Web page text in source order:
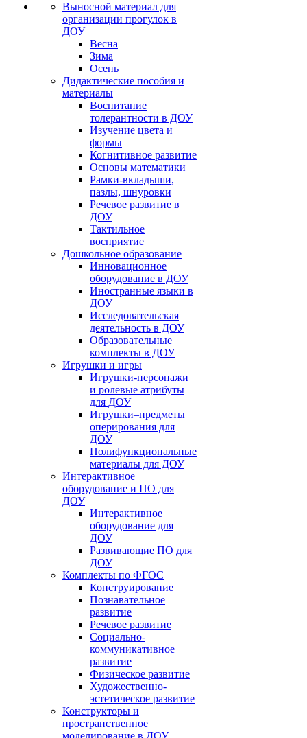
Выносной материал для
организации прогулок в
ДОУ
Весна
Зима
Осень
Дидактические пособия и
материалы
Воспитание
толерантности в ДОУ
Изучение цвета и
формы
Когнитивное развитие
Основы математики
Рамки-вкладыши,
пазлы, шнуровки
Речевое развитие в
ДОУ
Тактильное
восприятие
Дошкольное образование
Инновационное
оборудование в ДОУ
Иностранные языки в
ДОУ
Исследовательская
деятельность в ДОУ
Образовательные
комплекты в ДОУ
Игрушки и игры
Игрушки-персонажи
и ролевые атрибуты
для ДОУ
Игрушки–предметы
оперирования для
ДОУ
Полифункциональные
материалы для ДОУ
Интерактивное
оборудование и ПО для
ДОУ
Интерактивное
оборудование для
ДОУ
Развивающие ПО для
ДОУ
Комплекты по ФГОС
Конструирование
Познавательное
развитие
Речевое развитие
Социально-
коммуникативное
развитие
Физическое развитие
Художественно-
эстетическое развитие
Конструкторы и
пространственное
моделирование в ДОУ